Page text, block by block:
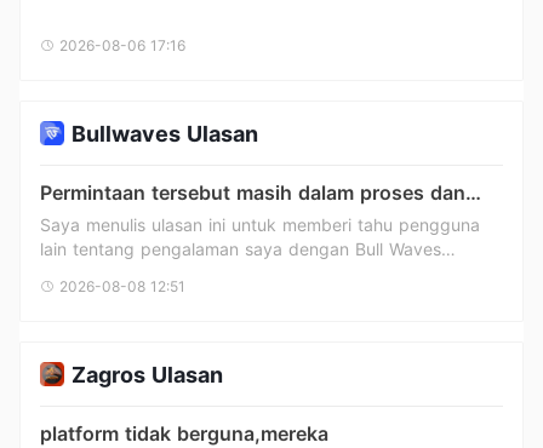
MARKET HOLD SELAMA SATU HARI SAYA CLOSE DAN
TERNYATA SAYA MAU LOGIN KEMBALI AKUN SAYA DI
2026-08-06 17:16
Bullwaves Ulasan
Permintaan tersebut masih dalam proses dan
dana belum dikreditkan ke akun saya.
Saya menulis ulasan ini untuk memberi tahu pengguna
lain tentang pengalaman saya dengan Bull Waves
Sudah lebih dari sebulan saya menunggu pembayaran
jumlah total 1.912 €. Kedua permintaan tersebut masih
tertunda dan uangnya belum dikreditkan ke akun saya.
kali melalui email, tetapi saya hanya menerima balasan
2026-08-08 12:51
Zagros Ulasan
platform tidak berguna,mereka